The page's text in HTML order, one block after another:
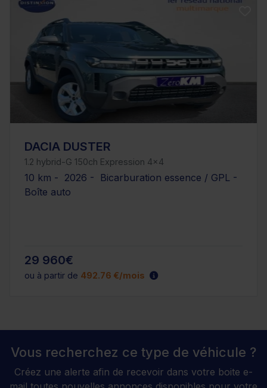
DACIA DUSTER
1.2 hybrid-G 150ch Expression 4x4
10 km - 2026 - Bicarburation essence / GPL -
Boîte auto
29 960€
ou à partir de 492.76 €/mois
Vous recherchez ce type de véhicule ?
Créez une alerte afin de recevoir dans votre boite e-